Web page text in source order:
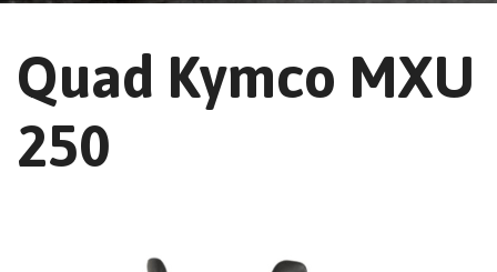
Quad Kymco MXU
250